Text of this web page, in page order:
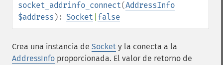
socket_addrinfo_connect(AddressInfo
$address ): Socket false
Crea una instancia de Socket y la conecta a la
AddressInfo proporcionada. El valor de retorno de